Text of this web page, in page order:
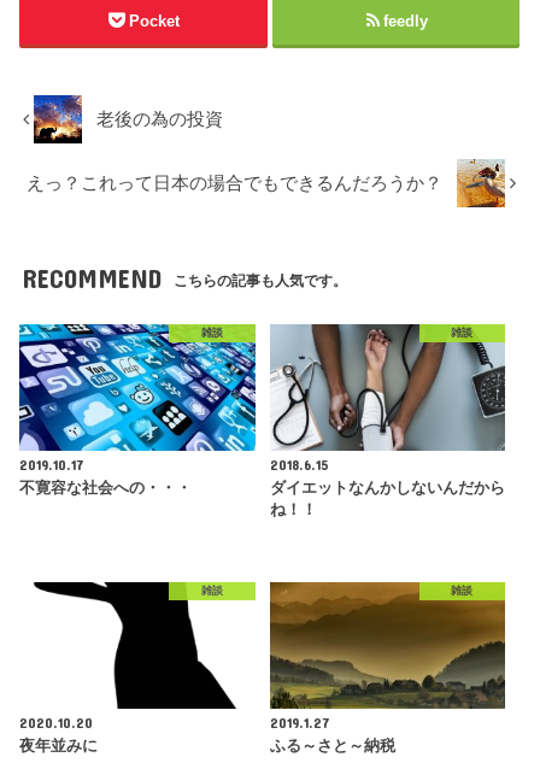
Pocket feedly
老後の為の投資
えっ？これって日本の場合でもできるんだろうか？
RECOMMEND こちらの記事も人気です。
雑談
2019.10.17
不寛容な社会への・・・
雑談
2018.6.15
ダイエットなんかしないんだから
ね！！
雑談
2020.10.20
夜年並みに
雑談
2019.1.27
ふる～さと～納税